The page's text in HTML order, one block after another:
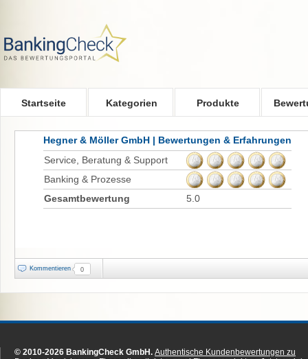
Startseite Kategorien Produkte
Hegner & Möller GmbH | Bewertungen & Erfahrungen
Service, Beratung & Support
Banking & Prozesse
Gesamtbewertung
5.0
Kommentieren 0
© 2010-2026 BankingCheck GmbH. Authentische Kundenbewertungen zu